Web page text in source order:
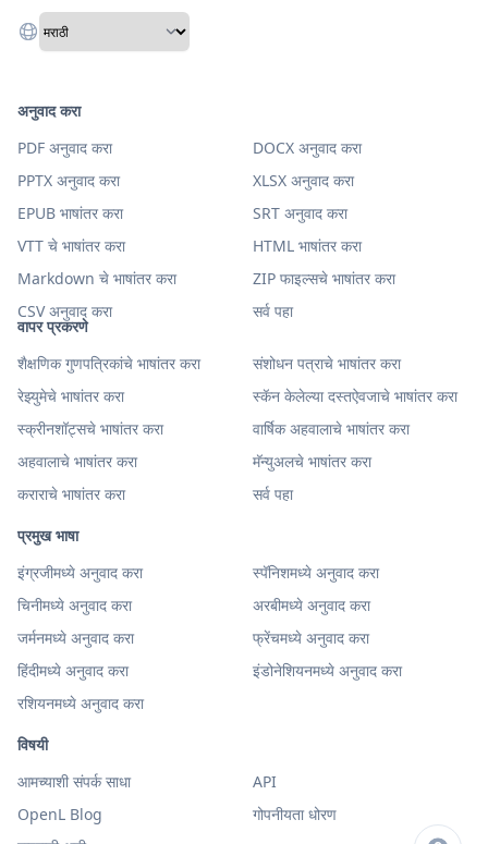
वापर प्रकरणे
शैक्षणिक गुणपत्रिकांचे भाषांतर करा
संशोधन पत्राचे भाषांतर करा
रेझ्युमेचे भाषांतर करा
स्कॅन केलेल्या दस्तऐवजाचे भाषांतर करा
स्क्रीनशॉट्सचे भाषांतर करा
वार्षिक अहवालाचे भाषांतर करा
अहवालाचे भाषांतर करा
मॅन्युअलचे भाषांतर करा
कराराचे भाषांतर करा
सर्व पहा
प्रमुख भाषा
इंग्रजीमध्ये अनुवाद करा
स्पॅनिशमध्ये अनुवाद करा
चिनीमध्ये अनुवाद करा
अरबीमध्ये अनुवाद करा
जर्मनमध्ये अनुवाद करा
फ्रेंचमध्ये अनुवाद करा
हिंदीमध्ये अनुवाद करा
इंडोनेशियनमध्ये अनुवाद करा
रशियनमध्ये अनुवाद करा
अनुवाद करा
PDF अनुवाद करा
DOCX अनुवाद करा
PPTX अनुवाद करा
XLSX अनुवाद करा
EPUB भाषांतर करा
SRT अनुवाद करा
VTT चे भाषांतर करा
HTML भाषांतर करा
Markdown चे भाषांतर करा
ZIP फाइल्सचे भाषांतर करा
CSV अनुवाद करा
सर्व पहा
विषयी
आमच्याशी संपर्क साधा
API
OpenL Blog
गोपनीयता धोरण